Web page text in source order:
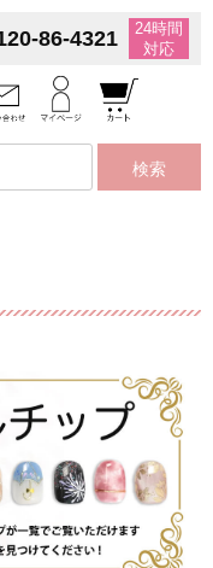
86-4321
24時間
対応
検索